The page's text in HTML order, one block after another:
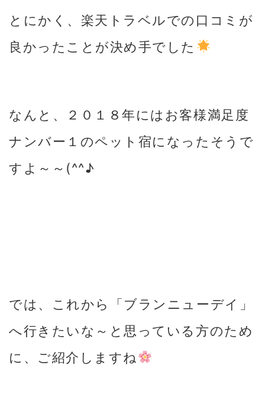
とにかく、楽天トラベルでの口コミが
良かったことが決め手でした
なんと、２０１８年にはお客様満足度
ナンバー１のペット宿になったそうで
すよ～～(^^♪
では、これから「ブランニューデイ」
へ行きたいな～と思っている方のため
に、ご紹介しますね